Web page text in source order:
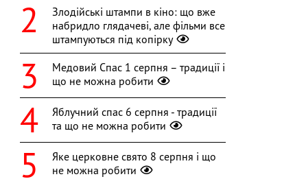
Злодійські штампи в кіно: що вже
набридло глядачеві, але фільми все
штампуються під копірку
Медовий Спас 1 серпня – традиції і
що не можна робити
Яблучний спас 6 серпня - традиції
та що не можна робити
Яке церковне свято 8 серпня і що
не можна робити